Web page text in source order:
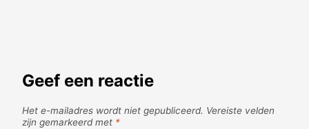
Geef een reactie
Het e-mailadres wordt niet gepubliceerd. Vereiste velden
zijn gemarkeerd met *